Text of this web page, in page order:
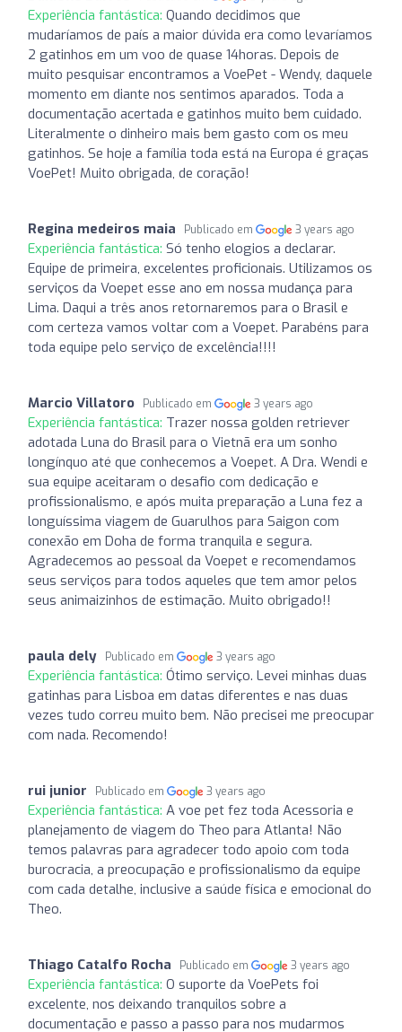
Experiência fantástica: Quando decidimos que
mudaríamos de país a maior dúvida era como levaríamos
2 gatinhos em um voo de quase 14horas. Depois de
muito pesquisar encontramos a VoePet - Wendy, daquele
momento em diante nos sentimos aparados. Toda a
documentação acertada e gatinhos muito bem cuidado.
Literalmente o dinheiro mais bem gasto com os meu
gatinhos. Se hoje a família toda está na Europa é graças
VoePet! Muito obrigada, de coração!
Regina medeiros maia Publicado em 3 years ago
Experiência fantástica: Só tenho elogios a declarar.
Equipe de primeira, excelentes proficionais. Utilizamos os
serviços da Voepet esse ano em nossa mudança para
Lima. Daqui a três anos retornaremos para o Brasil e
com certeza vamos voltar com a Voepet. Parabéns para
toda equipe pelo serviço de excelência!!!!
Marcio Villatoro Publicado em 3 years ago
Experiência fantástica: Trazer nossa golden retriever
adotada Luna do Brasil para o Vietnã era um sonho
longínquo até que conhecemos a Voepet. A Dra. Wendi e
sua equipe aceitaram o desafio com dedicação e
profissionalismo, e após muita preparação a Luna fez a
longuíssima viagem de Guarulhos para Saigon com
conexão em Doha de forma tranquila e segura.
Agradecemos ao pessoal da Voepet e recomendamos
seus serviços para todos aqueles que tem amor pelos
seus animaizinhos de estimação. Muito obrigado!!
paula dely Publicado em 3 years ago
Experiência fantástica: Ótimo serviço. Levei minhas duas
gatinhas para Lisboa em datas diferentes e nas duas
vezes tudo correu muito bem. Não precisei me preocupar
com nada. Recomendo!
rui junior Publicado em 3 years ago
Experiência fantástica: A voe pet fez toda Acessoria e
planejamento de viagem do Theo para Atlanta! Não
temos palavras para agradecer todo apoio com toda
burocracia, a preocupação e profissionalismo da equipe
com cada detalhe, inclusive a saúde física e emocional do
Theo.
Thiago Catalfo Rocha Publicado em 3 years ago
Experiência fantástica: O suporte da VoePets foi
excelente, nos deixando tranquilos sobre a
documentação e passo a passo para nos mudarmos